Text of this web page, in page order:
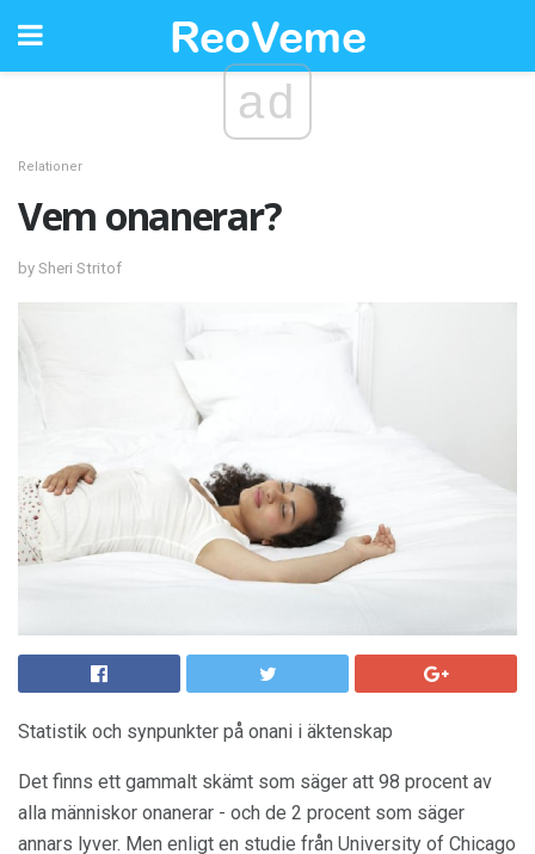
ad
Relationer
Vem onanerar?
by Sheri Stritof
Statistik och synpunkter på onani i äktenskap
Det finns ett gammalt skämt som säger att 98 procent av
alla människor onanerar - och de 2 procent som säger
annars lyver. Men enligt en studie från University of Chicago